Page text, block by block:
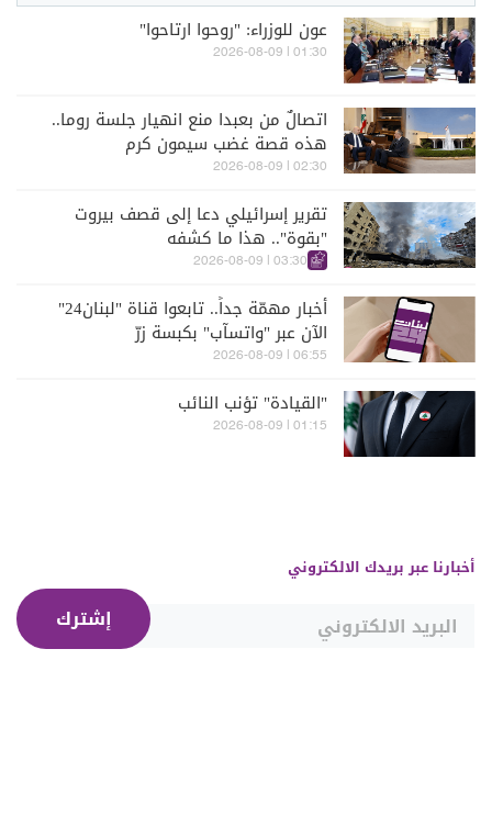
عون للوزراء: "روحوا ارتاحوا"
01:30 | 2026-08-09
اتصالٌ من بعبدا منع انهيار جلسة روما..
هذه قصة غضب سيمون كرم
02:30 | 2026-08-09
تقرير إسرائيلي دعا إلى قصف بيروت
"بقوة".. هذا ما كشفه
03:30 | 2026-08-09
أخبار مهمّة جداً.. تابعوا قناة "لبنان24"
الآن عبر "واتسآب" بكبسة زرّ
06:55 | 2026-08-09
"القيادة" تؤنب النائب
01:15 | 2026-08-09
أخبارنا عبر بريدك الالكتروني
إشترك